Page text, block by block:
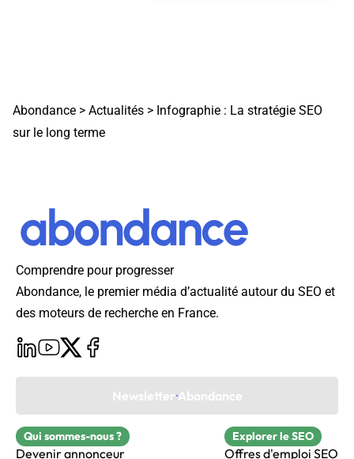
Abondance > Actualités > Infographie : La stratégie SEO
sur le long terme
Comprendre pour progresser
Abondance, le premier média d’actualité autour du SEO et
des moteurs de recherche en France.
Newsletter Abondance
Qui sommes-nous ?
Devenir annonceur
Explorer le SEO
Offres d'emploi SEO